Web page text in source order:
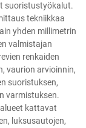
suoristustyökalut.
tekniikkaa
yhden millimetrin
valmistajan
renkaiden
vaurion arvioinnin,
suoristuksen,
varmistuksen.
kattavat
luksusautojen,